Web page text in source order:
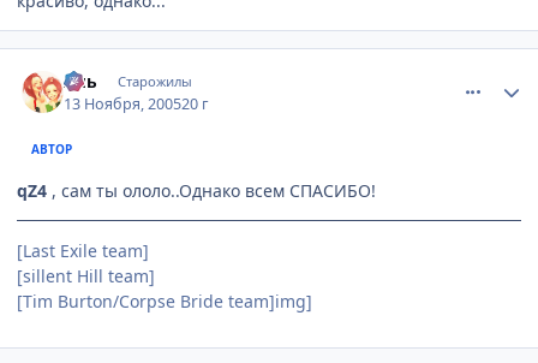
Аль Старожилы
13 Ноября, 200520 г
АВТОР
qZ4 , сам ты ололо..Однако всем СПАСИБО!
[Last Exile team]
[sillent Hill team]
[Tim Burton/Сorpse Bride team]img]